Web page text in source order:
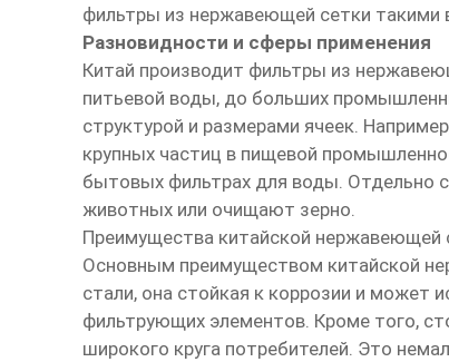
фильтры из нержавеющей сетки такими
Разновидности и сферы применения
Китай производит фильтры из
питьевой воды, до больших
структурой и размерами ячеек.
крупных частиц в пищевой
бытовых фильтрах для воды. Отдельно
животных или очищают зерно.
Преимущества китайской нержавеющей
Основным преимуществом китайской
стали, она стойкая к коррозии и может
фильтрующих элементов. Кроме того,
широкого круга потребителей. Это